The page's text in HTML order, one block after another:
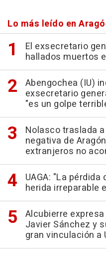
Lo más leído en
El exsecretario
hallados muertos
Abengochea (IU)
exsecretario
"es un golpe
Nolasco traslada
negativa de
extranjeros no
UAGA: "La
herida irreparable
Alcubierre
Javier Sánchez y
gran vinculación a